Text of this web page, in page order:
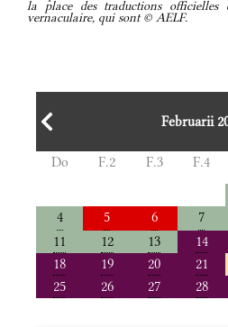
la place des traductions
vernaculaire, qui sont © AELF.
Februarii
Do F.2 F.3 F.4
4
5 6 7
11
12 13 14
18
19 20 21
25
26 27 28